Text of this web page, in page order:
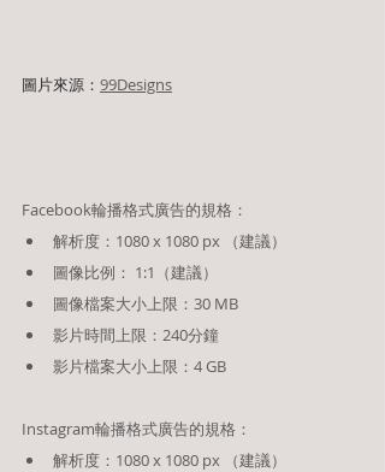
圖片來源： 99Designs
Facebook輪播格式廣告的規格：
解析度：1080 x 1080 px （建議）
圖像比例： 1:1（建議）
圖像檔案大小上限：30 MB
影片時間上限：240分鐘
影片檔案大小上限：4 GB
Instagram輪播格式廣告的規格：
解析度：1080 x 1080 px （建議）